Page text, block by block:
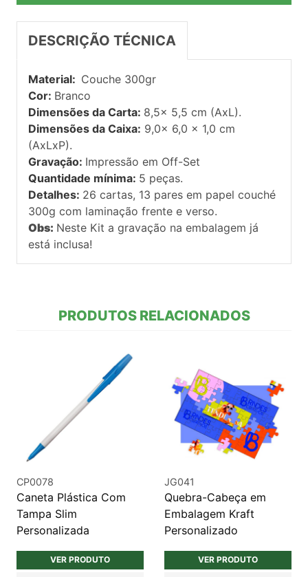
DESCRIÇÃO TÉCNICA
Material: Couche 300gr
Cor: Branco
Dimensões da Carta: 8,5x 5,5 cm (AxL).
Dimensões da Caixa: 9,0x 6,0 x 1,0 cm
(AxLxP).
Gravação: Impressão em Off-Set
Quantidade mínima: 5 peças.
Detalhes: 26 cartas, 13 pares em papel couché
300g com laminação frente e verso.
Obs: Neste Kit a gravação na embalagem já
está inclusa!
PRODUTOS RELACIONADOS
CP0078
Caneta Plástica Com
Tampa Slim
Personalizada
VER PRODUTO
JG041
Quebra-Cabeça em
Embalagem Kraft
Personalizado
VER PRODUTO